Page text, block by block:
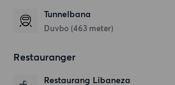
Tunnelbana
Duvbo (463 meter)
Restauranger
Restaurang Libaneza